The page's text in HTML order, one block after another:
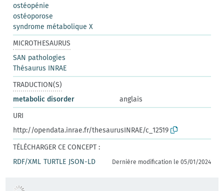
ostéopénie
ostéoporose
syndrome métabolique X
MICROTHESAURUS
SAN pathologies
Thésaurus INRAE
TRADUCTION(S)
metabolic disorder
anglais
URI
http://opendata.inrae.fr/thesaurusINRAE/c_12519
TÉLÉCHARGER CE CONCEPT :
RDF/XML TURTLE JSON-LD Dernière modification le 05/01/2024